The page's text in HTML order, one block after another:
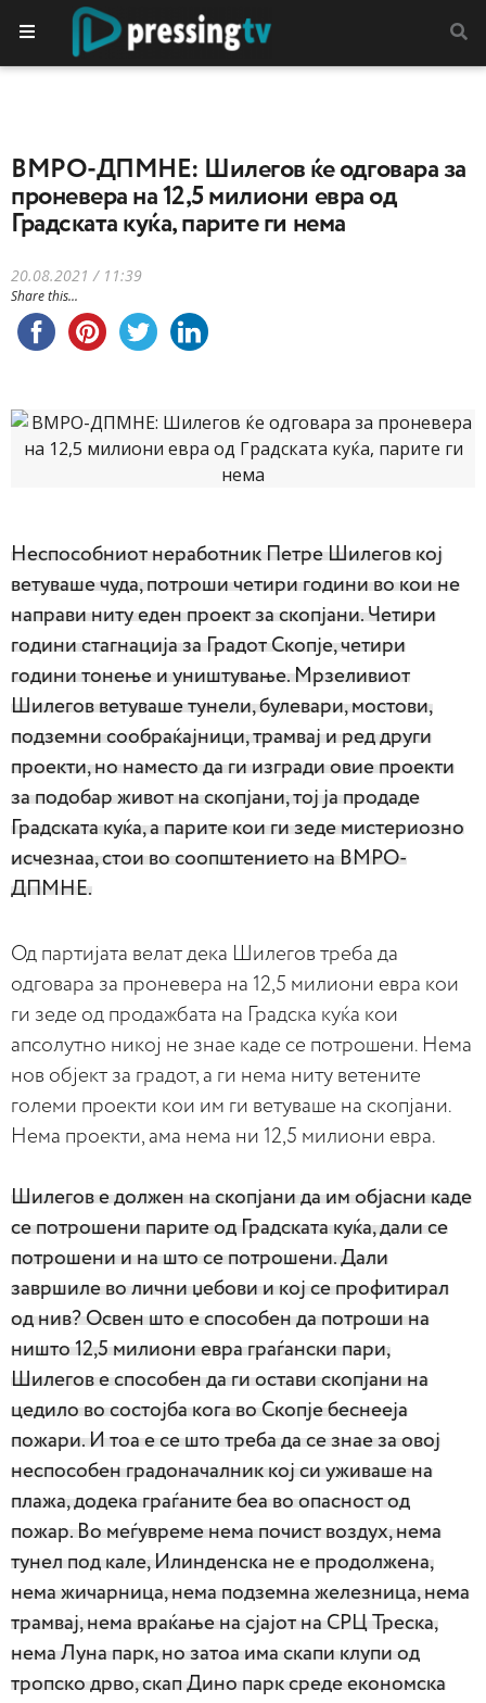
ВМРО-ДПМНЕ: Шилегов ќе одговара за
проневера на 12,5 милиони евра од
Градската куќа, парите ги нема
20.08.2021 / 11:39
Share this...
Неспособниот неработник Петре Шилегов кој
ветуваше чуда, потроши четири години во кои не
направи ниту еден проект за скопјани. Четири
години стагнација за Градот Скопје, четири
години тонење и уништување. Мрзеливиот
Шилегов ветуваше тунели, булевари, мостови,
подземни сообраќајници, трамвај и ред други
проекти, но наместо да ги изгради овие проекти
за подобар живот на скопјани, тој ја продаде
Градската куќа, а парите кои ги зеде мистериозно
исчезнаа, стои во соопштението на ВМРО-
ДПМНЕ.
Од партијата велат дека Шилегов треба да
одговара за проневера на 12,5 милиони евра кои
ги зеде од продажбата на Градска куќа кои
апсолутно никој не знае каде се потрошени. Нема
нов објект за градот, а ги нема ниту ветените
големи проекти кои им ги ветуваше на скопјани.
Нема проекти, ама нема ни 12,5 милиони евра.
Шилегов е должен на скопјани да им објасни каде
се потрошени парите од Градската куќа, дали се
потрошени и на што се потрошени. Дали
завршиле во лични џебови и кој се профитирал
од нив? Освен што е способен да потроши на
ништо 12,5 милиони евра граѓански пари,
Шилегов е способен да ги остави скопјани на
цедило во состојба кога во Скопје беснееја
пожари. И тоа е се што треба да се знае за овој
неспособен градоначалник кој си уживаше на
плажа, додека граѓаните беа во опасност од
пожар. Во меѓувреме нема почист воздух, нема
тунел под кале, Илинденска не е продолжена,
нема жичарница, нема подземна железница, нема
трамвај, нема враќање на сјајот на СРЦ Треска,
нема Луна парк, но затоа има скапи клупи од
тропско дрво, скап Дино парк среде економска